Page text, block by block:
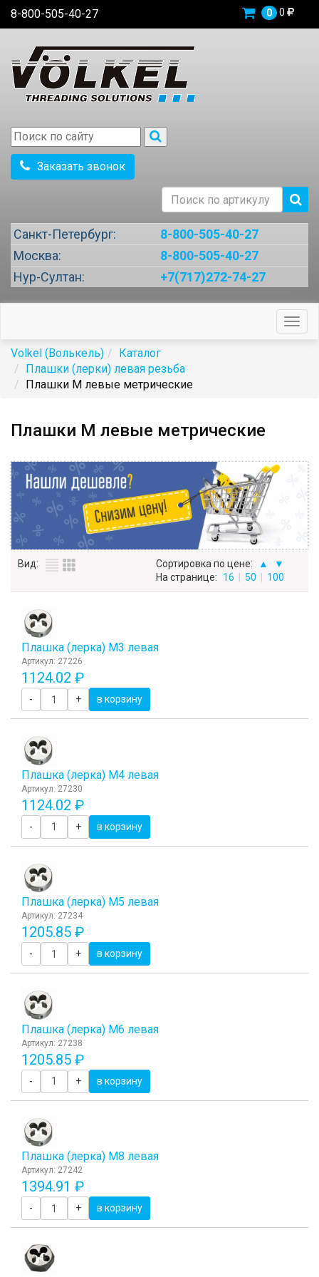
8-800-505-40-27 0 0
Заказать звонок
Санкт-Петербург:
8-800-505-40-27
Москва:
8-800-505-40-27
Нур-Султан:
+7(717)272-74-27
Volkel (Волькель)
Каталог
Плашки (лерки) левая резьба
Плашки М левые метрические
Плашки М левые метрические
Вид: Сортировка по цене: ▲
▼
На странице:
16 50 100
Плашка (лерка) М3 левая
Артикул: 27226
1124.02 ₽
- + в корзину
Плашка (лерка) М4 левая
Артикул: 27230
1124.02 ₽
- + в корзину
Плашка (лерка) М5 левая
Артикул: 27234
1205.85 ₽
- + в корзину
Плашка (лерка) М6 левая
Артикул: 27238
1205.85 ₽
- + в корзину
Плашка (лерка) М8 левая
Артикул: 27242
1394.91 ₽
- + в корзину